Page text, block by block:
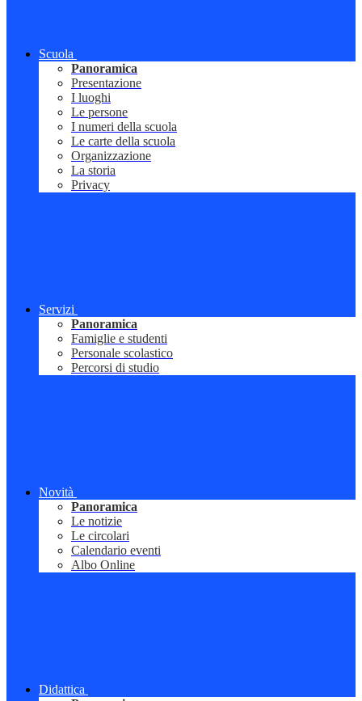
Scuola
Panoramica
Presentazione
I luoghi
Le persone
I numeri della scuola
Le carte della scuola
Organizzazione
La storia
Privacy
Servizi
Panoramica
Famiglie e studenti
Personale scolastico
Percorsi di studio
Novità
Panoramica
Le notizie
Le circolari
Calendario eventi
Albo Online
Didattica